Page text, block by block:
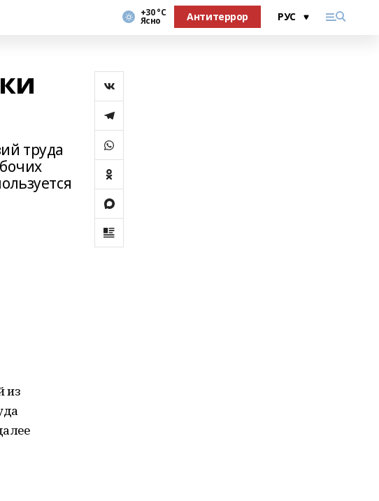
+30 °С
Ясно Антитеррор
труда
из